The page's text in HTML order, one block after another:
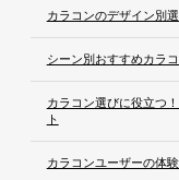
カラコンのデザイン別
シーン別おすすめカラ
カラコン選びに役立つ
ト
カラコンユーザーの体